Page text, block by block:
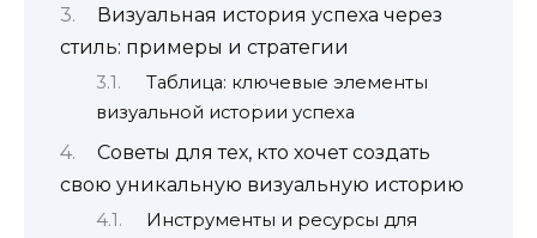
Визуальная история успеха через
стиль: примеры и стратегии
Таблица: ключевые элементы
визуальной истории успеха
Советы для тех, кто хочет создать
свою уникальную визуальную историю
Инструменты и ресурсы для